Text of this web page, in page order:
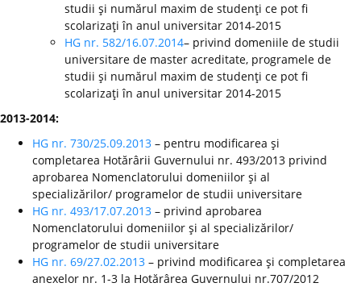
studii şi numărul maxim de studenţi ce pot fi
scolarizaţi în anul universitar 2014-2015
HG nr. 582/16.07.2014– privind domeniile de studii
universitare de master acreditate, programele de
studii şi numărul maxim de studenţi ce pot fi
scolarizaţi în anul universitar 2014-2015
2013-2014:
HG nr. 730/25.09.2013 – pentru modificarea şi
completarea Hotărârii Guvernului nr. 493/2013 privind
aprobarea Nomenclatorului domeniilor şi al
specializărilor/ programelor de studii universitare
HG nr. 493/17.07.2013 – privind aprobarea
Nomenclatorului domeniilor şi al specializărilor/
programelor de studii universitare
HG nr. 69/27.02.2013 – privind modificarea şi completarea
anexelor nr. 1-3 la Hotărârea Guvernului nr.707/2012